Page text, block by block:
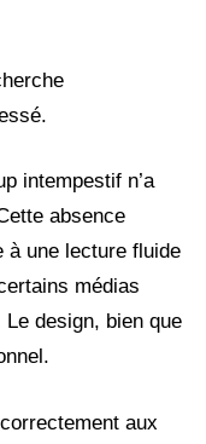
intempestif n’a
absence
à une lecture fluide
médias
design, bien que
aux